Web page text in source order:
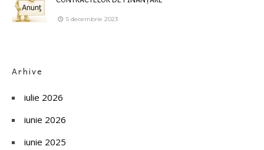
5 decembrie 2023
Arhive
iulie 2026
iunie 2026
iunie 2025